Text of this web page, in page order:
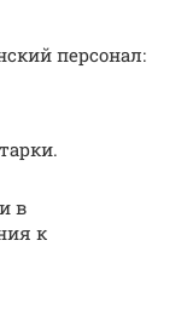
персонал:
в
к